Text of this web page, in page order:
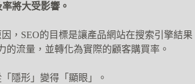
將大受影響。
，SEO的目標是讓產品網站在搜索引擎結果
的流量，並轉化為實際的顧客購買率。
隱形」變得「顯眼」。